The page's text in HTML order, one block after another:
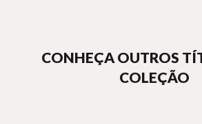
CONHEÇA OUTROS
COLEÇÃO